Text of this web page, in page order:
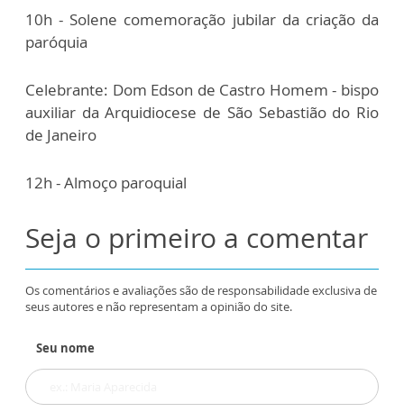
10h - Solene comemoração jubilar da criação da
paróquia
Celebrante: Dom Edson de Castro Homem - bispo
auxiliar da Arquidiocese de São Sebastião do Rio
de Janeiro
12h - Almoço paroquial
Seja o primeiro a comentar
Os comentários e avaliações são de responsabilidade exclusiva de
seus autores e não representam a opinião do site.
Seu nome